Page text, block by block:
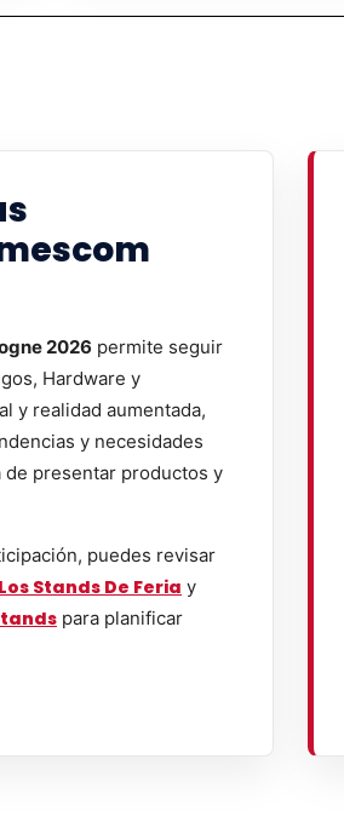
2026 permite seguir
Hardware y
y realidad aumentada,
y necesidades
presentar productos y
puedes revisar
Stands De Feria y
para planificar